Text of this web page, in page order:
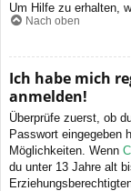
Um Hilfe zu erhalten,
Nach oben
Ich habe mich
anmelden!
Überprüfe zuerst, ob
Passwort eingegeben
Möglichkeiten. Wenn
du unter 13 Jahre alt